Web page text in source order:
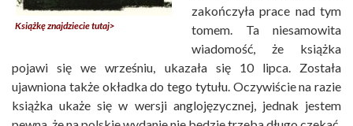
Książkę znajdziecie tutaj>
zakończyła prace nad tym
tomem. Ta niesamowita
wiadomość, że książka
pojawi się we wrześniu, ukazała się 10 lipca. Została
ujawniona także okładka do tego tytułu. Oczywiście na razie
książka ukaże się w wersji anglojęzycznej, jednak jestem